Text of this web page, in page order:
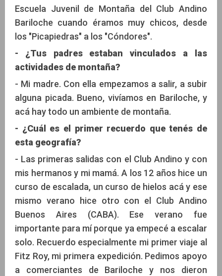
Escuela Juvenil de Montaña del Club Andino
Bariloche cuando éramos muy chicos, desde
los "Picapiedras" a los "Cóndores".
- ¿Tus padres estaban vinculados a las
actividades de montaña?
- Mi madre. Con ella empezamos a salir, a subir
alguna picada. Bueno, vivíamos en Bariloche, y
acá hay todo un ambiente de montaña.
- ¿Cuál es el primer recuerdo que tenés de
esta geografía?
- Las primeras salidas con el Club Andino y con
mis hermanos y mi mamá. A los 12 años hice un
curso de escalada, un curso de hielos acá y ese
mismo verano hice otro con el Club Andino
Buenos Aires (CABA). Ese verano fue
importante para mí porque ya empecé a escalar
solo. Recuerdo especialmente mi primer viaje al
Fitz Roy, mi primera expedición. Pedimos apoyo
a comerciantes de Bariloche y nos dieron